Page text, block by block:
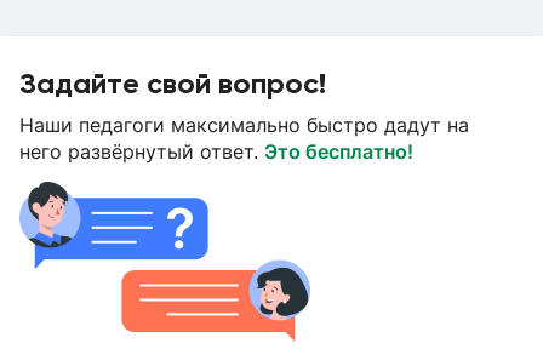
Задайте свой вопрос!
Наши педагоги максимально быстро дадут на
него развёрнутый ответ. Это бесплатно!